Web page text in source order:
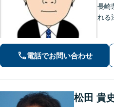
長崎
れる
い
が肝
電話でお問い合わせ
松田 貴